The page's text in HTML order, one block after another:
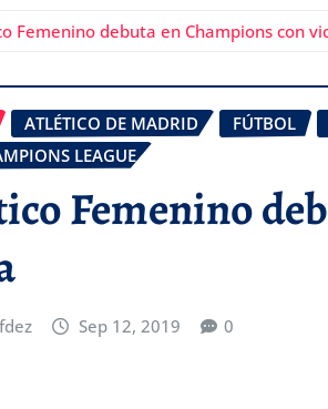
Femenino debuta en Champions con
ATLÉTICO DE MADRID
FÚTBOL
LEAGUE
Femenino
Sep 12, 2019 0